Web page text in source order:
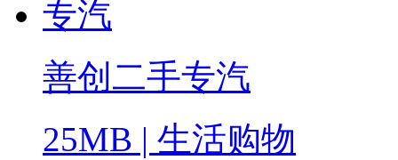
善创二手专汽
25MB | 生活购物